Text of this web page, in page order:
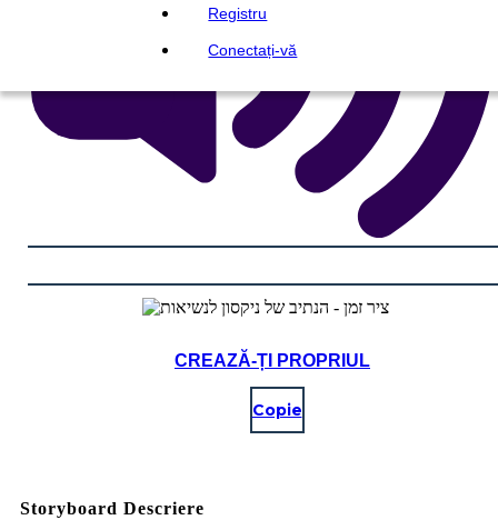
Registru
Conectați-vă
CREAZĂ-ȚI PROPRIUL
Copie
Storyboard Descriere